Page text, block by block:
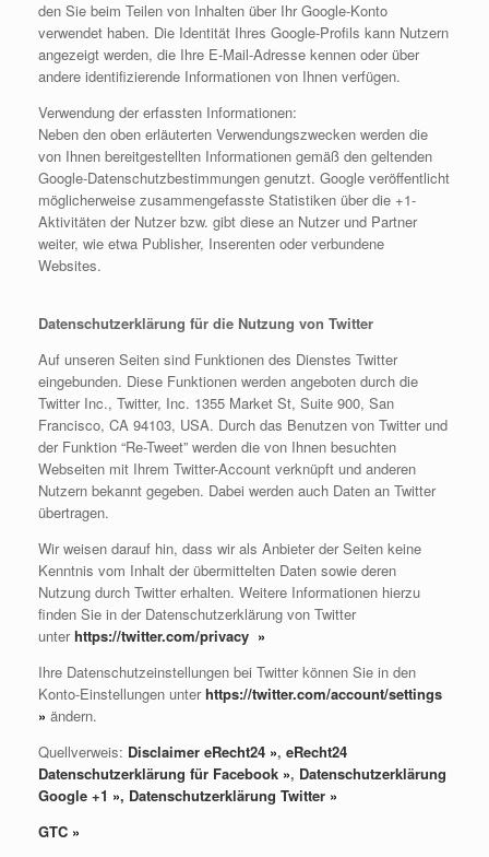
den Sie beim Teilen von Inhalten über Ihr Google-Konto
verwendet haben. Die Identität Ihres Google-Profils kann Nutzern
angezeigt werden, die Ihre E-Mail-Adresse kennen oder über
andere identifizierende Informationen von Ihnen verfügen.
Verwendung der erfassten Informationen:
Neben den oben erläuterten Verwendungszwecken werden die
von Ihnen bereitgestellten Informationen gemäß den geltenden
Google-Datenschutzbestimmungen genutzt. Google veröffentlicht
möglicherweise zusammengefasste Statistiken über die +1-
Aktivitäten der Nutzer bzw. gibt diese an Nutzer und Partner
weiter, wie etwa Publisher, Inserenten oder verbundene
Websites.
Datenschutzerklärung für die Nutzung von Twitter
Auf unseren Seiten sind Funktionen des Dienstes Twitter
eingebunden. Diese Funktionen werden angeboten durch die
Twitter Inc., Twitter, Inc. 1355 Market St, Suite 900, San
Francisco, CA 94103, USA. Durch das Benutzen von Twitter und
der Funktion “Re-Tweet” werden die von Ihnen besuchten
Webseiten mit Ihrem Twitter-Account verknüpft und anderen
Nutzern bekannt gegeben. Dabei werden auch Daten an Twitter
übertragen.
Wir weisen darauf hin, dass wir als Anbieter der Seiten keine
Kenntnis vom Inhalt der übermittelten Daten sowie deren
Nutzung durch Twitter erhalten. Weitere Informationen hierzu
finden Sie in der Datenschutzerklärung von Twitter
unterhttps://twitter.com/privacy »
Ihre Datenschutzeinstellungen bei Twitter können Sie in den
Konto-Einstellungen unterhttps://twitter.com/account/settings
» ändern.
Quellverweis: Disclaimer eRecht24 », eRecht24
Datenschutzerklärung für Facebook », Datenschutzerklärung
Google +1 », Datenschutzerklärung Twitter »
GTC »